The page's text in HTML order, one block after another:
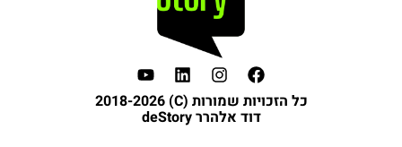
כל הזכויות שמורות (C) 2018-2026
דוד אלהרר deStory